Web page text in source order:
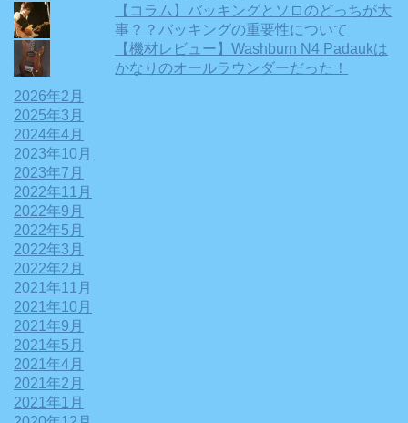
【コラム】バッキングとソロのどっちが大
事？？バッキングの重要性について
【機材レビュー】Washburn N4 Padaukは
かなりのオールラウンダーだった！
2026年2月
2025年3月
2024年4月
2023年10月
2023年7月
2022年11月
2022年9月
2022年5月
2022年3月
2022年2月
2021年11月
2021年10月
2021年9月
2021年5月
2021年4月
2021年2月
2021年1月